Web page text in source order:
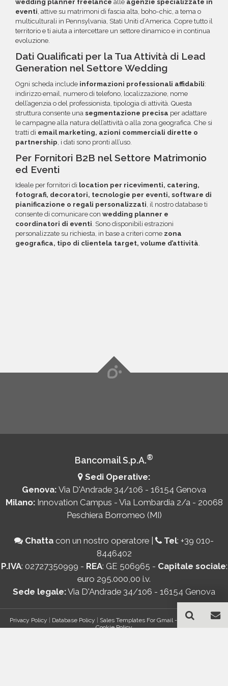
wedding planner freelance alle agenzie specializzate in
eventi, attive su matrimoni di fascia alta, boho-chic, a tema o
multiculturali in Pennsylvania, Stati Uniti d’America. Copre tutto il
territorio e ti aiuta a intercettare un settore dinamico e in continua
evoluzione.
Dati Qualificati per la Tua Attività di Lead
Generation nel Settore Wedding
Ogni scheda include informazioni professionali affidabili:
indirizzo email, numero di telefono, localizzazione, nome
dell’agenzia o del professionista, tipologia di attività. Questa
struttura consente una segmentazione precisa per adattare
le campagne alla natura dell’attività o alla zona geografica. Che si
tratti di email marketing, azioni commerciali dirette o
partnership , i dati sono pronti all’uso.
Per Fornitori B2B nel Settore Matrimonio
ed Eventi
Ideale per fornitori di location per ricevimenti, catering,
fotografi, decoratori, tecnologie per eventi, software di
pianificazione o regali personalizzati, il nostro database ti
consente di comunicare con wedding planner e
coordinatori di eventi. Sono disponibili estrazioni
personalizzate su richiesta, in base a criteri come zona
geografica, tipo di clientela target, volume d’attività.
Bancomail S.p.A.®
Sedi Operative:
Genova: Via D'Andrade 34/106 - 16154 Genova
Milano: Innovation Campus - Via Lombardia 2/a - 20068
Peschiera Borromeo (MI)
Chatta con un nostro operatore | Tel: +39 010-
8446402
P.IVA: 02727350999 - REA: GE 506965 - Capitale sociale:
euro 295.000,00 i.v.
Sede legale:Via D'Andrade 34/106 - 16154 Genova
Privacy Policy | Database Policy | Sales Templates For Gmail - AddOn Policy|
Cookie Policy